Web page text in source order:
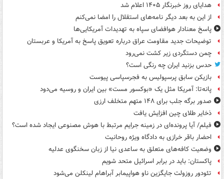
هدایای روز خبرنگار ۱۴۰۵ اعلام شد
از این به بعد دیگر نامه‌های استقلال را امضا نمی‌کنم
پاسخ معنادار هوافضای سپاه به تهدیدات آمریکایی‌ها
توضیحات جدید مقاومت عراق درباره تعویق پاسخ به آمریکا و عربستان
چمن دستگردی زیر کشت نمی‌رود
حدس بزنید ایران چه رنگی است؟
بازیکن سابق پرسپولیس به فجرسپاسی پیوست
پانه‌تا: آمریکا مثل یک «بوکسور مست» بین ایران و روسیه می‌دود
صدور برگه جلب برای ۱۴۸ متهم متخلف ارزی
ذخایر طلای چین افزایش یافت
فیلم/ آیا پرونده‌ای در زمینه جرایم مرتبط با هوش مصنوعی ایجاد شده است؟
احضار باقر خرازی به دادگاه ویژه روحانیت
وضعیت کافه‌های متعلق به ساعدی نیا از زبان سخنگوی عدلیه
پاکستان: باید در برابر اسرائیل متحد شویم
تئودور روزولت جایگزین ناو هواپیمابر آبراهام لینکلن می‌شود